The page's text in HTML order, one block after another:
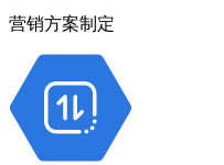
营销方案制定